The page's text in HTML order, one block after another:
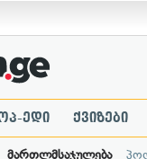
ედი ქვიზები
მართლმსაჯულება